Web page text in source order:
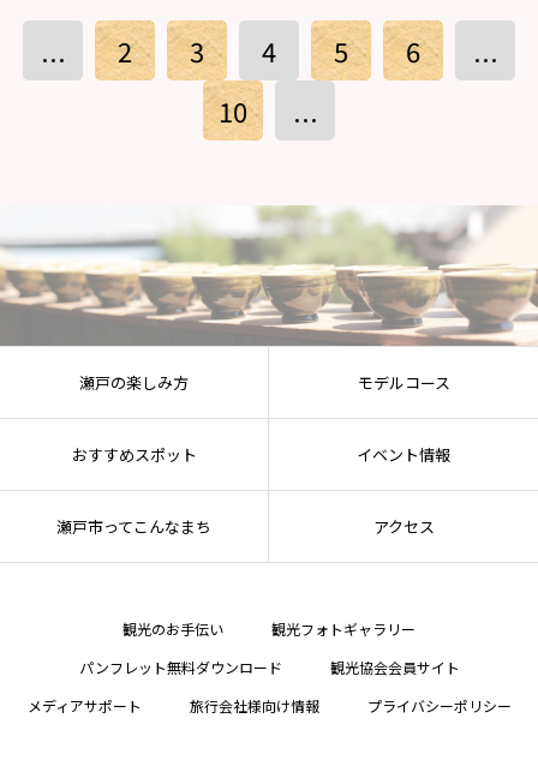
... 2 3 4 5 6
...
10
...
瀬戸の楽しみ方 モデルコース
おすすめスポット イベント情報
瀬戸市ってこんなまち アクセス
観光のお手伝い
観光フォトギャラリー
パンフレット無料ダウンロード
観光協会会員サイト
メディアサポート
旅行会社様向け情報 プライバシーポリシー